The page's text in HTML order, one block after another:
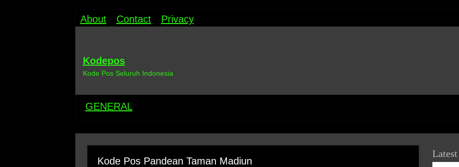
About Contact Privacy
Kodepos
Kode Pos Seluruh Indonesia
GENERAL
Kode Pos Pandean Taman Madiun
Latest